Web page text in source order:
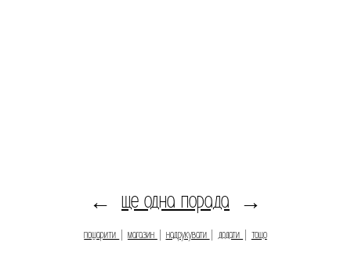
← ще одна порада →
пошарити магазин надрукувати додати тощо